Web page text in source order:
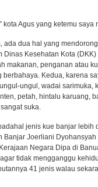
kota Agus yang ketemu
ada dua hal yang
Dinas Kesehatan Kota
makanan, penganan atau
Kedua, karena
ungul, wadai sarimuka,
petah, hintalu karuang,
suka.
jenis kue banjar lebih
Banjar Joerliani
Negara Dipa di
tidak mengganggu
41 jenis walau